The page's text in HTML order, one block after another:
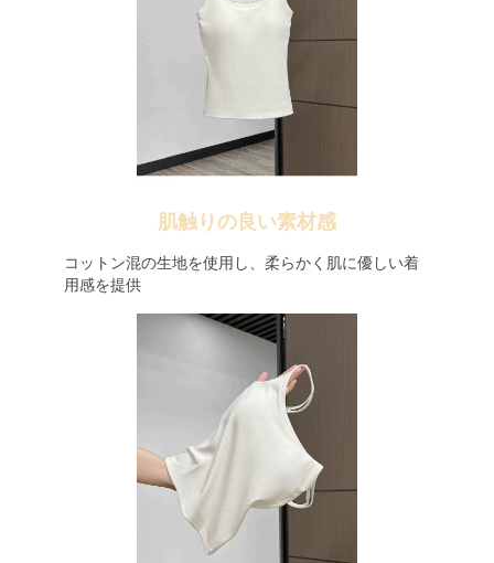
肌触りの良い素材感
コットン混の生地を使用し、柔らかく肌に優しい着
用感を提供